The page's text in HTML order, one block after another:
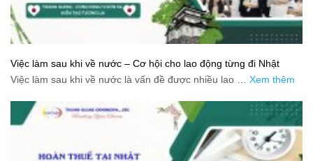
Việc làm sau khi về nước – Cơ hội cho lao động từng đi Nhật
Việc làm sau khi về nước là vấn đề được nhiều lao … Xem thêm